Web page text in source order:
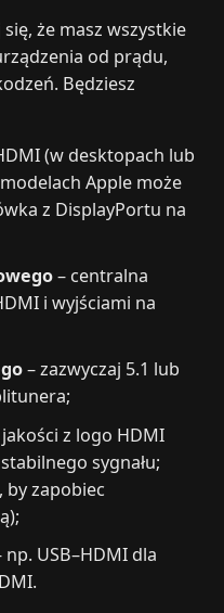
że masz wszystkie
od prądu,
Będziesz
(w desktopach lub
Apple może
z DisplayPortu na
– centralna
i wyjściami na
– zazwyczaj 5.1 lub
z logo HDMI
sygnału;
zapobiec
np. USB–HDMI dla